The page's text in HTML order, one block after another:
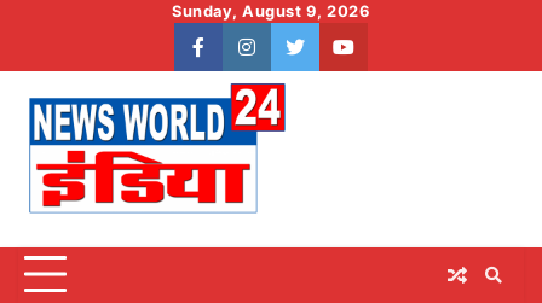
content
Sunday, August 9, 2026
facebookinstagram
twitteryoutube